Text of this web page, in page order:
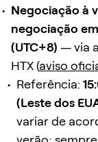
Negociação à
negociação
(UTC+8) — via
HTX (aviso
Referência:
(Leste dos
variar de